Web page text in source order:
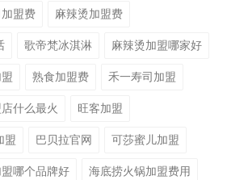
盟费 麻辣烫加盟费
歌帝梵冰淇淋 麻辣烫加盟哪家好
熟食加盟费 禾一寿司加盟
什么最火 旺客加盟
盟 巴贝拉官网 可莎蜜儿加盟
哪个品牌好 海底捞火锅加盟费用